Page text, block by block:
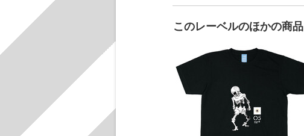
このレーベルのほかの商品